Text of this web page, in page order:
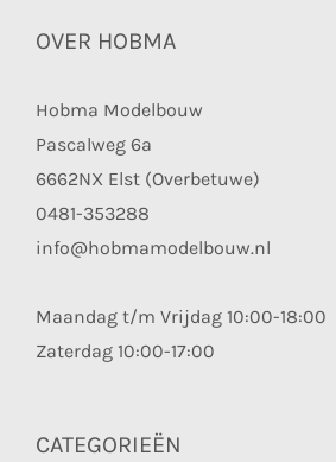
OVER HOBMA
Hobma Modelbouw
Pascalweg 6a
6662NX Elst (Overbetuwe)
0481-353288
info@hobmamodelbouw.nl
Maandag t/m Vrijdag 10:00-18:00
Zaterdag 10:00-17:00
CATEGORIEËN